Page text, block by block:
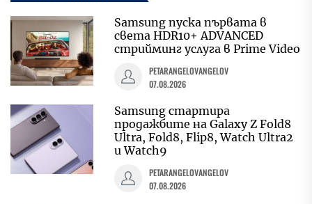
Samsung пуска първата в
света HDR10+ ADVANCED
стрийминг услуга в Prime Video
PETARANGELOVANGELOV
07.08.2026
Samsung стартира
продажбите на Galaxy Z Fold8
Ultra, Fold8, Flip8, Watch Ultra2
и Watch9
PETARANGELOVANGELOV
07.08.2026